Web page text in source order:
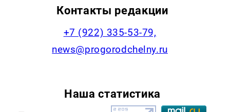
Контакты редакции
+7 (922) 335-53-79,
news@progorodchelny.ru
Наша статистика